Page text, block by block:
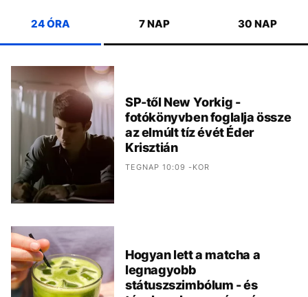
24 ÓRA 7 NAP 30 NAP
SP-től New Yorkig -
fotókönyvben foglalja össze
az elmúlt tíz évét Éder
Krisztián
TEGNAP 10:09 -KOR
Hogyan lett a matcha a
legnagyobb
státuszszimbólum - és